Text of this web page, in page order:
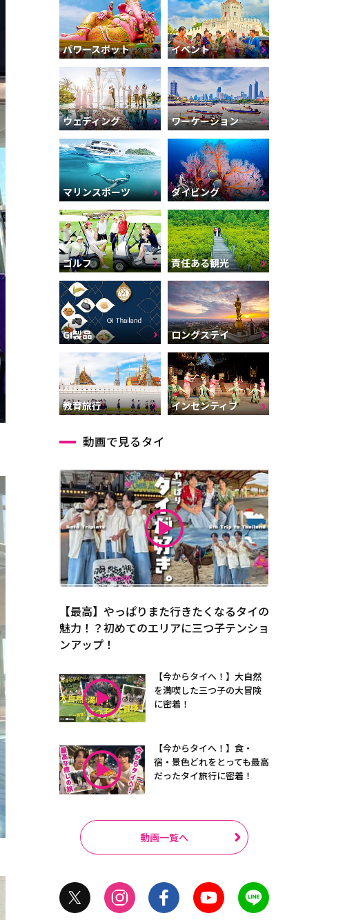
パワースポット イベント
ウェディング ワーケーション
マリンスポーツ ダイビング
ゴルフ 責任ある観光
GI製品 ロングステイ
教育旅行 インセンティブ
動画で見るタイ
【最高】やっぱりまた行きたくなるタイの
魅力！？初めてのエリアに三つ子テンショ
ンアップ！
【今からタイへ！】大自然
を満喫した三つ子の大冒険
に密着！
【今からタイへ！】食・
宿・景色どれをとっても最高
だったタイ旅行に密着！
動画一覧へ